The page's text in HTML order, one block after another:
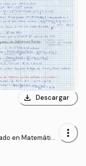
download Descargar
en Matemátic
more_vert